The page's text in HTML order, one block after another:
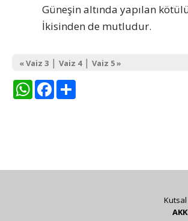
Güneşin altında yapılan
İkisinden de mutludur.
« Vaiz 3 | Vaiz 4| Vaiz 5 »
WhatsAppFacebook